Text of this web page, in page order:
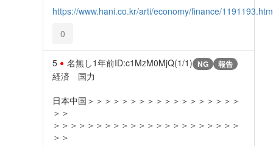
https://www.hani.co.kr/arti/economy/finance/
0
5 名無し1年前ID:c1MzM0MjQ(1/1) NG 報告
経済 国力
日本中国＞＞＞＞＞＞＞＞＞＞＞＞＞＞＞＞＞＞
＞＞
＞＞＞＞＞＞＞＞＞＞＞＞＞＞＞＞＞＞＞＞＞＞
＞＞